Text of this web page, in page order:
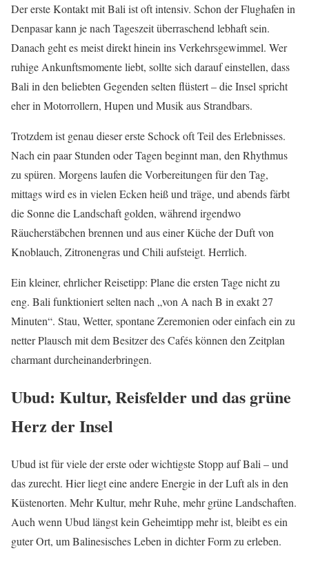
Der erste Kontakt mit Bali ist oft intensiv. Schon der Flughafen in
Denpasar kann je nach Tageszeit überraschend lebhaft sein.
Danach geht es meist direkt hinein ins Verkehrsgewimmel. Wer
ruhige Ankunftsmomente liebt, sollte sich darauf einstellen, dass
Bali in den beliebten Gegenden selten flüstert – die Insel spricht
eher in Motorrollern, Hupen und Musik aus Strandbars.
Trotzdem ist genau dieser erste Schock oft Teil des Erlebnisses.
Nach ein paar Stunden oder Tagen beginnt man, den Rhythmus
zu spüren. Morgens laufen die Vorbereitungen für den Tag,
mittags wird es in vielen Ecken heiß und träge, und abends färbt
die Sonne die Landschaft golden, während irgendwo
Räucherstäbchen brennen und aus einer Küche der Duft von
Knoblauch, Zitronengras und Chili aufsteigt. Herrlich.
Ein kleiner, ehrlicher Reisetipp: Plane die ersten Tage nicht zu
eng. Bali funktioniert selten nach „von A nach B in exakt 27
Minuten“. Stau, Wetter, spontane Zeremonien oder einfach ein zu
netter Plausch mit dem Besitzer des Cafés können den Zeitplan
charmant durcheinanderbringen.
Ubud: Kultur, Reisfelder und das grüne
Herz der Insel
Ubud ist für viele der erste oder wichtigste Stopp auf Bali – und
das zurecht. Hier liegt eine andere Energie in der Luft als in den
Küstenorten. Mehr Kultur, mehr Ruhe, mehr grüne Landschaften.
Auch wenn Ubud längst kein Geheimtipp mehr ist, bleibt es ein
guter Ort, um Balinesisches Leben in dichter Form zu erleben.